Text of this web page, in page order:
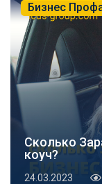
Сколько
коуч?
24.03.2023